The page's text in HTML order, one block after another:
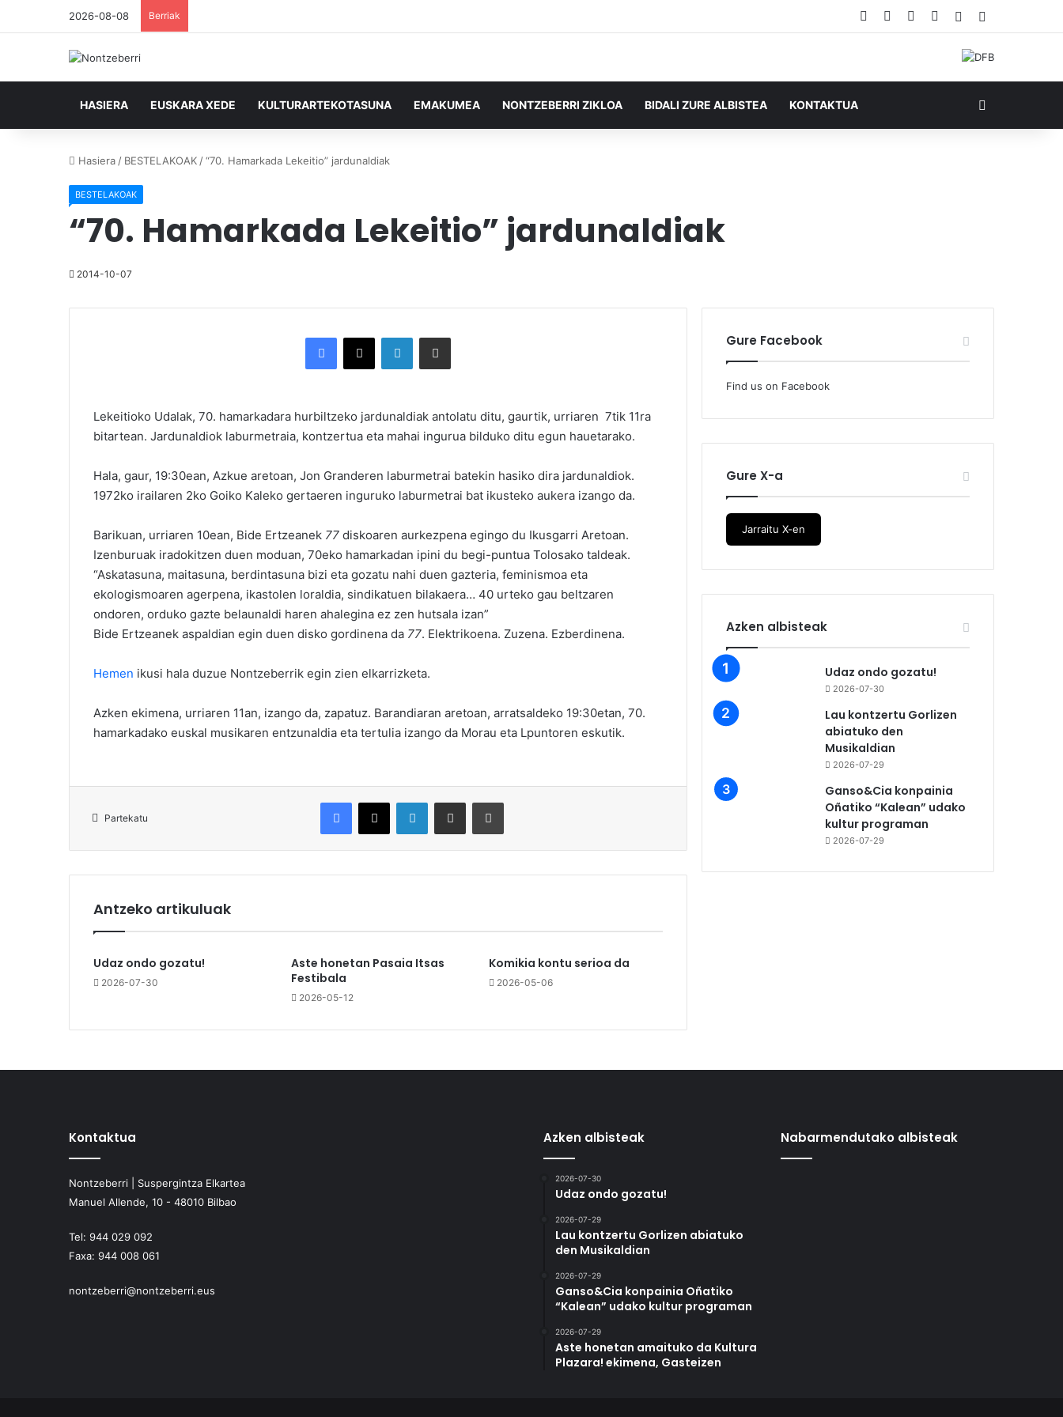
2026-08-08 Berriak Facebook YouTube
RSS Ausazko
HASIERA EUSKARA XEDE KULTURARTEKOTASUNA EMAKUMEA NONTZEBERRI ZIKLOA BIDALI ZURE ALBISTEA KONTAKTUA
Hasiera / BESTELAKOAK /“70. Hamarkada Lekeitio” jardunaldiak
BESTELAKOAK
“70. Hamarkada Lekeitio” jardunaldiak
2014-10-07
Lekeitioko Udalak, 70. hamarkadara hurbiltzeko jardunaldiak antolatu ditu, gaurtik, urriaren 7tik 11ra
bitartean. Jardunaldiok laburmetraia, kontzertua eta mahai ingurua bilduko ditu egun hauetarako.
Hala, gaur, 19:30ean, Azkue aretoan, Jon Granderen laburmetrai batekin hasiko dira jardunaldiok.
1972ko irailaren 2ko Goiko Kaleko gertaeren inguruko laburmetrai bat ikusteko aukera izango da.
Barikuan, urriaren 10ean, Bide Ertzeanek 77 diskoaren aurkezpena egingo du Ikusgarri Aretoan.
Izenburuak iradokitzen duen moduan, 70eko hamarkadan ipini du begi-puntua Tolosako taldeak.
“Askatasuna, maitasuna, berdintasuna bizi eta gozatu nahi duen gazteria, feminismoa eta
ekologismoaren agerpena, ikastolen loraldia, sindikatuen bilakaera… 40 urteko gau beltzaren
ondoren, orduko gazte belaunaldi haren ahalegina ez zen hutsala izan”
Bide Ertzeanek aspaldian egin duen disko gordinena da 77. Elektrikoena. Zuzena. Ezberdinena.
Hemen ikusi hala duzue Nontzeberrik egin zien elkarrizketa.
Azken ekimena, urriaren 11an, izango da, zapatuz. Barandiaran aretoan, arratsaldeko 19:30etan, 70.
hamarkadako euskal musikaren entzunaldia eta tertulia izango da Morau eta Lpuntoren eskutik.
Partekatu
Antzeko artikuluak
Udaz ondo gozatu!
2026-07-30
Aste honetan Pasaia Itsas
Festibala
2026-05-12
Komikia kontu serioa da
2026-05-06
Gure Facebook
Find us on Facebook
Gure X-a
Jarraitu X-en
Azken albisteak
Udaz ondo gozatu!
2026-07-30
Lau kontzertu Gorlizen
abiatuko den
Musikaldian
2026-07-29
Ganso&Cia konpainia
Oñatiko “Kalean” udako
kultur programan
2026-07-29
Kontaktua
Nontzeberri | Suspergintza Elkartea
Manuel Allende, 10 - 48010 Bilbao
Tel: 944 029 092
Faxa: 944 008 061
nontzeberri@nontzeberri.eus
Azken albisteak
2026-07-30
Udaz ondo gozatu!
2026-07-29
Lau kontzertu Gorlizen abiatuko
den Musikaldian
2026-07-29
Ganso&Cia konpainia Oñatiko
“Kalean” udako kultur programan
2026-07-29
Aste honetan amaituko da Kultura
Plazara! ekimena, Gasteizen
Nabarmendutako albisteak